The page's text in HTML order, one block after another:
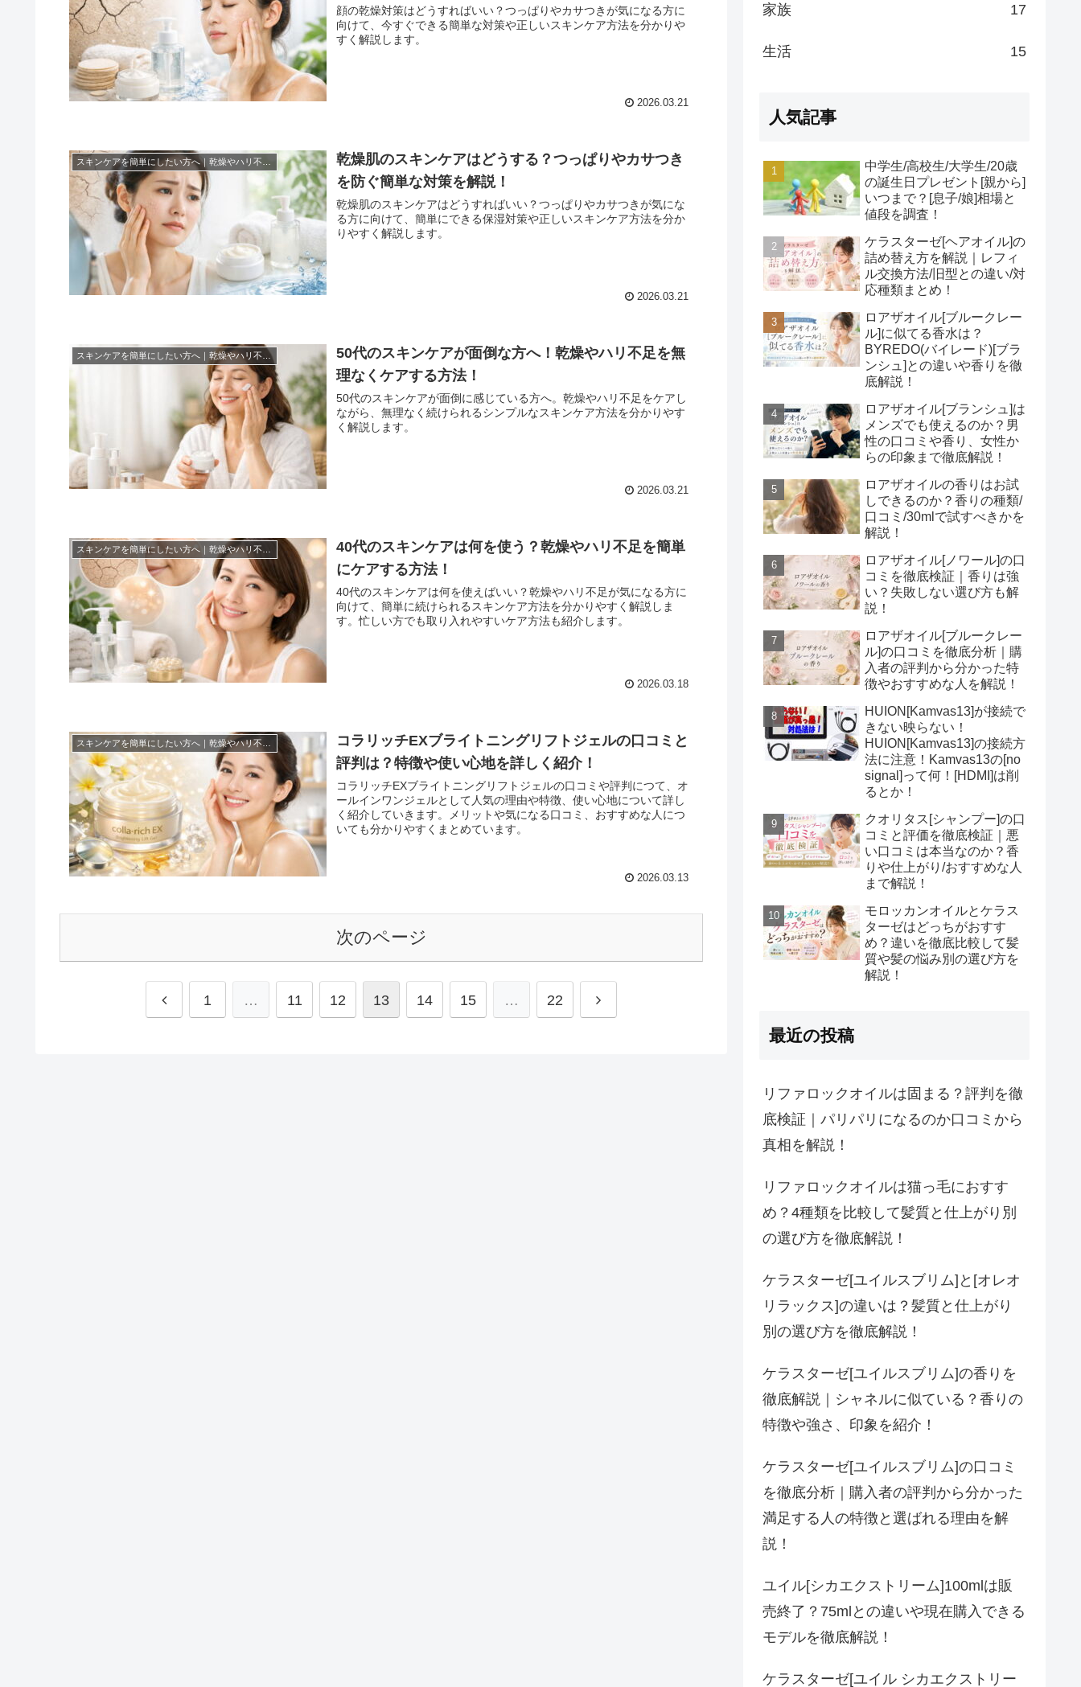
顔の乾燥対策はどうすればいい？つっぱりやカサつきが気になる方に
向けて、今すぐできる簡単な対策や正しいスキンケア方法を分かりや
すく解説します。
2026.03.21
乾燥肌のスキンケアはどうする？つっぱりやカサつき
を防ぐ簡単な対策を解説！
乾燥肌のスキンケアはどうすればいい？つっぱりやカサつきが気にな
る方に向けて、簡単にできる保湿対策や正しいスキンケア方法を分か
りやすく解説します。
2026.03.21
スキンケアを簡単にしたい方へ｜乾燥やハリ不足を無理なくケアする方法まとめ！
50代のスキンケアが面倒な方へ！乾燥やハリ不足を無
理なくケアする方法！
50代のスキンケアが面倒に感じている方へ。乾燥やハリ不足をケアし
ながら、無理なく続けられるシンプルなスキンケア方法を分かりやす
く解説します。
2026.03.21
40代のスキンケアは何を使う？乾燥やハリ不足を簡単
にケアする方法！
40代のスキンケアは何を使えばいい？乾燥やハリ不足が気になる方に
向けて、簡単に続けられるスキンケア方法を分かりやすく解説しま
す。忙しい方でも取り入れやすいケア方法も紹介します。
2026.03.18
コラリッチEXブライトニングリフトジェルの口コミと
評判は？特徴や使い心地を詳しく紹介！
コラリッチEXブライトニングリフトジェルの口コミや評判につて、オ
ールインワンジェルとして人気の理由や特徴、使い心地について詳し
く紹介していきます。メリットや気になる口コミ、おすすめな人につ
いても分かりやすくまとめています。
2026.03.13
次のページ
1 … 11 12 13 14 15 … 22
家族 17
生活 15
人気記事
中学生/高校生/大学生/20歳
の誕生日プレゼント[親から]
いつまで？[息子/娘]相場と
値段を調査！
ケラスターゼ[ヘアオイル]の
詰め替え方を解説｜レフィ
ル交換方法/旧型との違い/対
応種類まとめ！
ロアザオイル[ブルークレー
ル]に似てる香水は？
BYREDO(バイレード)[ブラ
ンシュ]との違いや香りを徹
底解説！
ロアザオイル[ブランシュ]は
メンズでも使えるのか？男
性の口コミや香り、女性か
らの印象まで徹底解説！
ロアザオイルの香りはお試
しできるのか？香りの種類/
口コミ/30mlで試すべきかを
解説！
ロアザオイル[ノワール]の口
コミを徹底検証｜香りは強
い？失敗しない選び方も解
説！
ロアザオイル[ブルークレー
ル]の口コミを徹底分析｜購
入者の評判から分かった特
徴やおすすめな人を解説！
HUION[Kamvas13]が接続で
きない映らない！
HUION[Kamvas13]の接続方
法に注意！Kamvas13の[no
signal]って何！[HDMI]は削
るとか！
クオリタス[シャンプー]の口
コミと評価を徹底検証｜悪
い口コミは本当なのか？香
りや仕上がり/おすすめな人
まで解説！
モロッカンオイルとケラス
ターゼはどっちがおすす
め？違いを徹底比較して髪
質や髪の悩み別の選び方を
解説！
最近の投稿
リファロックオイルは固まる？評判を徹
底検証｜パリパリになるのか口コミから
真相を解説！
リファロックオイルは猫っ毛におすす
め？4種類を比較して髪質と仕上がり別
の選び方を徹底解説！
ケラスターゼ[ユイルスブリム]と[オレオ
リラックス]の違いは？髪質と仕上がり
別の選び方を徹底解説！
ケラスターゼ[ユイルスブリム]の香りを
徹底解説｜シャネルに似ている？香りの
特徴や強さ、印象を紹介！
ケラスターゼ[ユイルスブリム]の口コミ
を徹底分析｜購入者の評判から分かった
満足する人の特徴と選ばれる理由を解
説！
ユイル[シカエクストリーム]100mlは販
売終了？75mlとの違いや現在購入できる
モデルを徹底解説！
ケラスターゼ[ユイル シカエクストリー